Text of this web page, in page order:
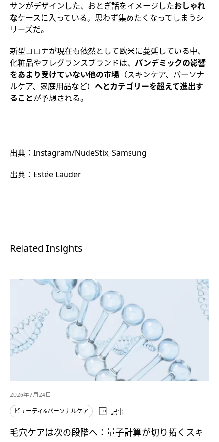
サンがデザインした、おとぎ話をイメージしたおしゃれ
なケースに入っている。思わず集めたくなってしまうシ
リーズだ。
新型コロナが現在も依然として欧米に蔓延している中、
化粧品やフレグランスブランドは、 パンデミックの影響
をあまり受けていない他の市場 （スキンケア、パーソナ
ルケア、家庭用品など） へとカテゴリーを超えて進出す
ることが予想される。
出典：Instagram/NudeStix, Samsung
出典：Estée Lauder
Related Insights
2026年7月24日
ビューティ&パーソナルケア
記事
毛穴ケアは次の段階へ：量子計算が切り拓くスキ